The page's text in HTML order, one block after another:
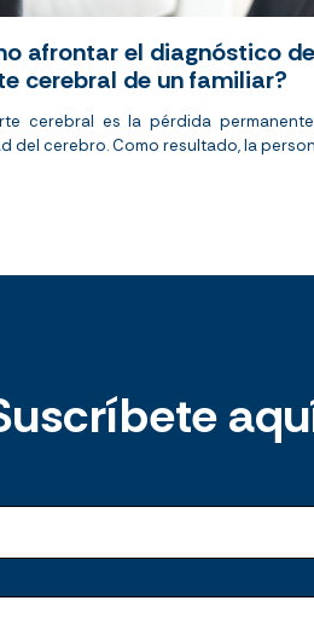
afrontar el diagnóstico de
cerebral de un familiar?
cerebral es la pérdida
del cerebro. Como resultado, la